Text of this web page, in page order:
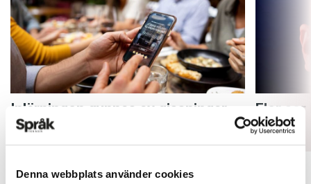
Denna webbplats använder cookies
Inlärningen gynnas av gissningar
ARTIKLAR
Fler
ARTIKLAR